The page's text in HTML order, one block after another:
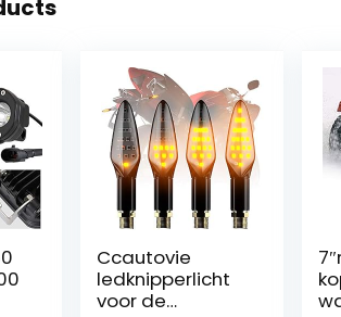
Ccautovie
ledknipperlicht
voor de